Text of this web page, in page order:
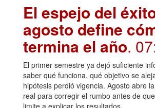
El espejo del
agosto define
termina el año.
El primer semestre ya dejó suficiente
saber qué funciona, qué objetivo se
hipótesis perdió vigencia. Agosto abre
real para corregir el rumbo antes de
limite a explicar los resultados